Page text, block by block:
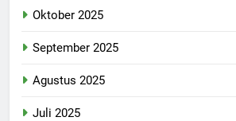
Oktober 2025
September 2025
Agustus 2025
Juli 2025